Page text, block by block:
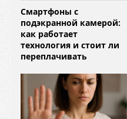
Смартфоны с
подэкранной камерой:
как работает
технология и стоит ли
переплачивать